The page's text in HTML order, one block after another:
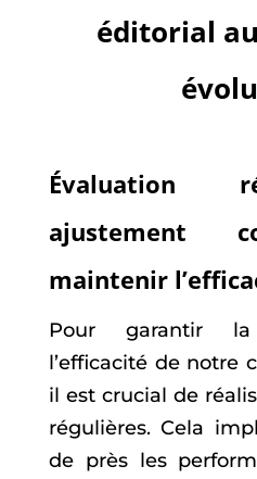
éditorial
Évaluation
ajustement
maintenir
Pour garantir
l’efficacité de notre
il est crucial de
régulières. Cela
de près les